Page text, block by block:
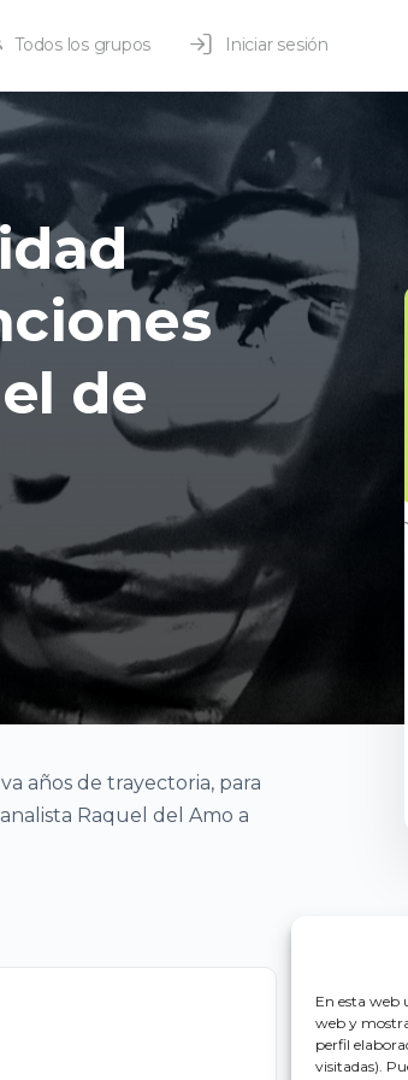
En esta web
web y
perfil
visitadas).
Todos los grupos Iniciar sesión
de
años de trayectoria, para
Raquel del Amo a